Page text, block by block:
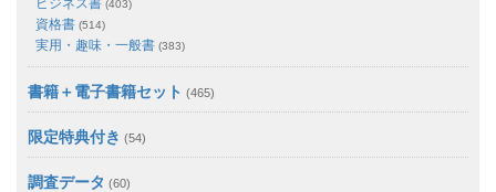
(403)
資格書 (514)
実用・趣味・一般書 (383)
書籍＋電子書籍セット (465)
限定特典付き (54)
調査データ (60)